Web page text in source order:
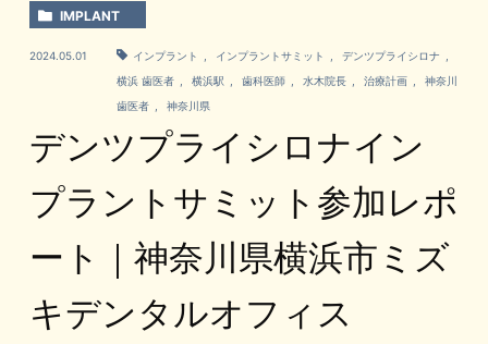
IMPLANT
2024.05.01 インプラント インプラントサミット デンツプライシロナ
横浜 歯医者
横浜駅 歯科医師 水木院長 治療計画
神奈川
歯医者
神奈川県
デンツプライシロナイン
プラントサミット参加レポ
ート｜神奈川県横浜市ミズ
キデンタルオフィス